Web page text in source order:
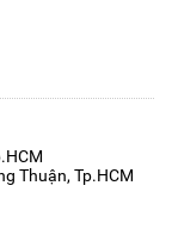
Thuận, Tp.HCM